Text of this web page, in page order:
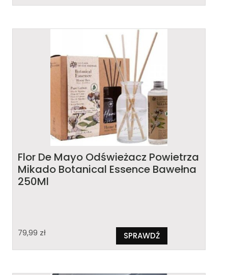
Flor De Mayo Odświeżacz Powietrza
Mikado Botanical Essence Bawełna
250Ml
79,99 zł SPRAWDŹ